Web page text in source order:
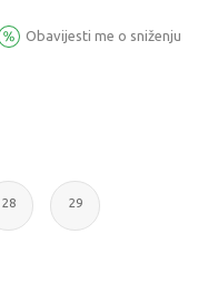
Obavijesti me o sniženju
28 29